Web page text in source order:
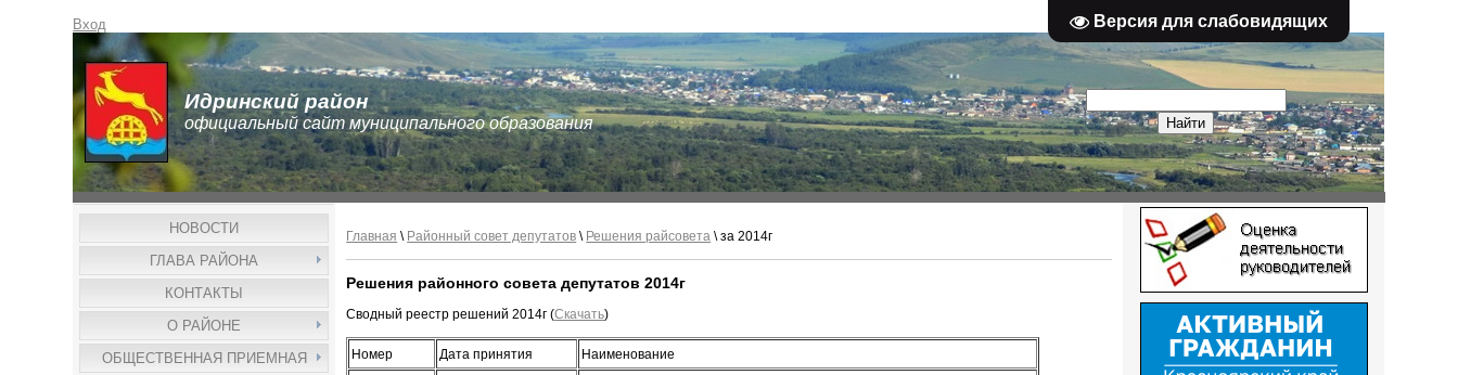
Версия для слабовидящих
Вход
Идринский район
официальный сайт муниципального образования
НОВОСТИ
ГЛАВА РАЙОНА
КОНТАКТЫ
О РАЙОНЕ
ОБЩЕСТВЕННАЯ ПРИЕМНАЯ
Главная \ Районный совет депутатов \ Решения райсовета \ за 2014г
Решения районного совета депутатов 2014г
Сводный реестр решений 2014г (Скачать)
Номер Дата принятия Наименование